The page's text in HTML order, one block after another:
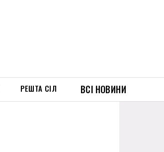
РЕШТА СІЛ ВСІ НОВИНИ